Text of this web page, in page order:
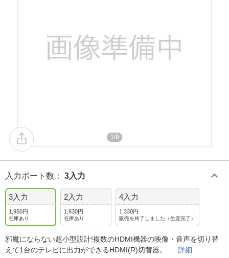
1/9
入力ポート数 ： 3入力
3入力
1,950円
在庫あり
2入力
1,830円
在庫あり
4入力
1,330円
販売を終了しました（生産完了）
邪魔にならない超小型設計!複数のHDMI機器の映像・音声を切り替
えて1台のテレビに出力ができるHDMI(R)切替器。 詳細